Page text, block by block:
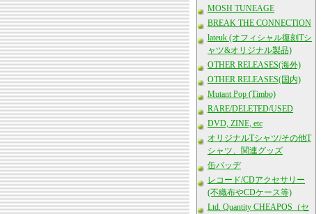
MOSH TUNEAGE
BREAK THE CONNECTION
lateuk (オフィシャル復刻Tシ
ャツ&オリジナル製品)
OTHER RELEASES(海外)
OTHER RELEASES(国内)
Mutant Pop (Timbo)
RARE/DELETED/USED
DVD, ZINE, etc
オリジナルTシャツ/その他T
シャツ、関連グッズ
缶バッヂ
レコード/CDアクセサリー
(不織布やCDケース等)
Ltd. Quantity CHEAPOS（セ